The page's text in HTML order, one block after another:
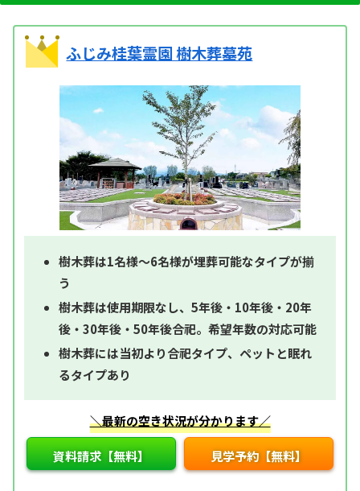
ふじみ桂葉霊園 樹木葬墓苑
樹木葬は1名様～6名様が埋葬可能なタイプが揃
う
樹木葬は使用期限なし、5年後・10年後・20年
後・30年後・50年後合祀。希望年数の対応可能
樹木葬には当初より合祀タイプ、ペットと眠れ
るタイプあり
＼最新の空き状況が分かります／
資料請求【無料】 見学予約【無料】